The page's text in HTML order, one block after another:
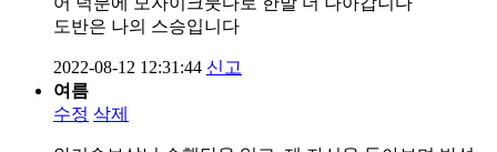
도반은 나의 스승입니다
2022-08-12 12:31:44 신고
여름
수정 삭제